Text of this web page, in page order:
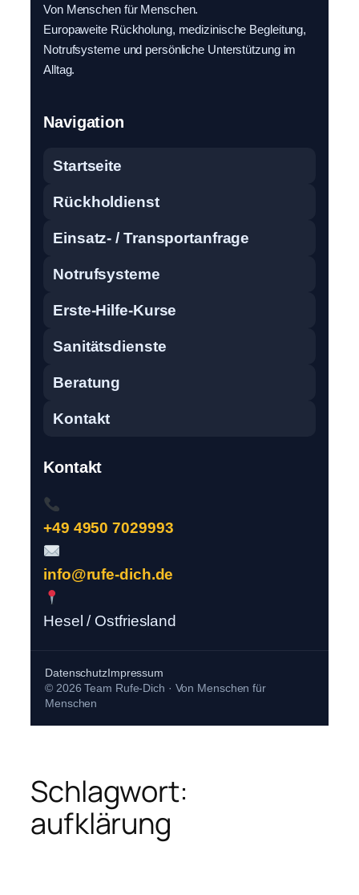
Von Menschen für Menschen.
Europaweite Rückholung, medizinische Begleitung,
Notrufsysteme und persönliche Unterstützung im
Alltag.
Navigation
Startseite
Rückholdienst
Einsatz- / Transportanfrage
Notrufsysteme
Erste-Hilfe-Kurse
Sanitätsdienste
Beratung
Kontakt
Kontakt
+49 4950 7029993
info@rufe-dich.de
Hesel / Ostfriesland
DatenschutzImpressum
© 2026 Team Rufe-Dich · Von Menschen für
Menschen
Schlagwort:
aufklärung